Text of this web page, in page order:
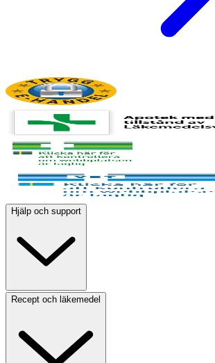
Hjälp och support
Recept och läkemedel